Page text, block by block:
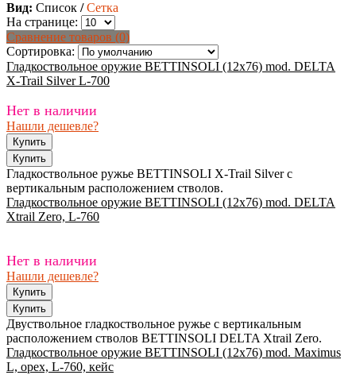
Вид: Список / Сетка
На странице:
Сравнение товаров (0)
Сортировка:
Гладкоствольное оружие BETTINSOLI (12x76) mod. DELTA
X-Trail Silver L-700
Нет в наличии
Нашли дешевле?
Гладкоствольное ружье BETTINSOLI X-Trail Silver с
вертикальным расположением стволов.
Гладкоствольное оружие BETTINSOLI (12x76) mod. DELTA
Xtrail Zero, L-760
Нет в наличии
Нашли дешевле?
Двуствольное гладкоствольное ружье с вертикальным
расположением стволов BETTINSOLI DELTA Xtrail Zero.
Гладкоствольное оружие BETTINSOLI (12x76) mod. Maximus
L, орех, L-760, кейс